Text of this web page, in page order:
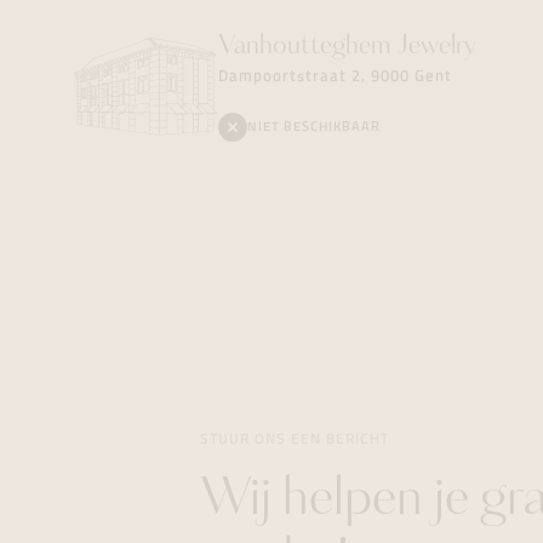
Vanhoutteghem Jewelry
Dampoortstraat 2, 9000 Gent
NIET BESCHIKBAAR
Wij helpen je